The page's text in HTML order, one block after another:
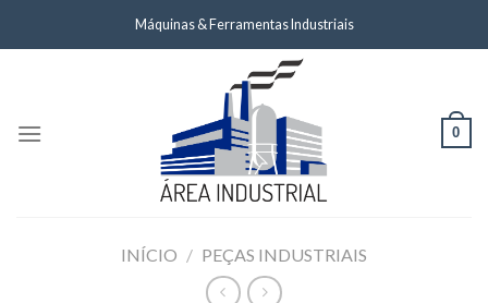
Máquinas & Ferramentas Industriais
0
INÍCIO / PEÇAS INDUSTRIAIS